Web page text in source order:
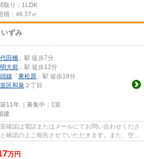
取り：1LDK
積：46.37㎡
ずみ
代田橋 」駅 徒歩7分
明大前 」駅 徒歩12分
線 「 東松原 」駅 徒歩19分
区和泉 ２丁目
11年 ｜募集中： 1室
建
確認の上ご報告させていただきます。また、空室
万円